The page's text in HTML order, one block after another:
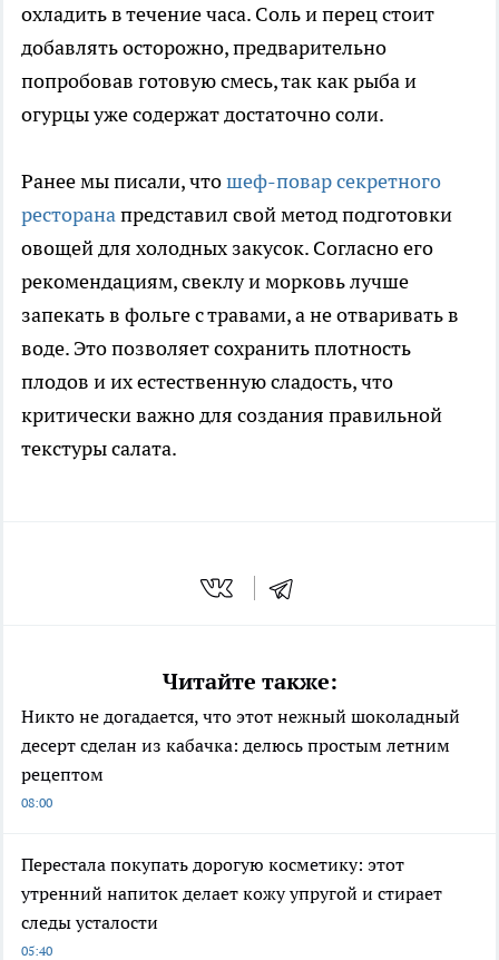
охладить в течение часа. Соль и перец стоит
добавлять осторожно, предварительно
попробовав готовую смесь, так как рыба и
огурцы уже содержат достаточно соли.
Ранее мы писали, чтошеф-повар секретного
ресторанапредставил свой метод подготовки
овощей для холодных закусок. Согласно его
рекомендациям, свеклу и морковь лучше
запекать в фольге с травами, а не отваривать в
воде. Это позволяет сохранить плотность
плодов и их естественную сладость, что
критически важно для создания правильной
текстуры салата.
Читайте также:
Никто не догадается, что этот нежный шоколадный
десерт сделан из кабачка: делюсь простым летним
рецептом
08:00
Перестала покупать дорогую косметику: этот
утренний напиток делает кожу упругой и стирает
следы усталости
05:40